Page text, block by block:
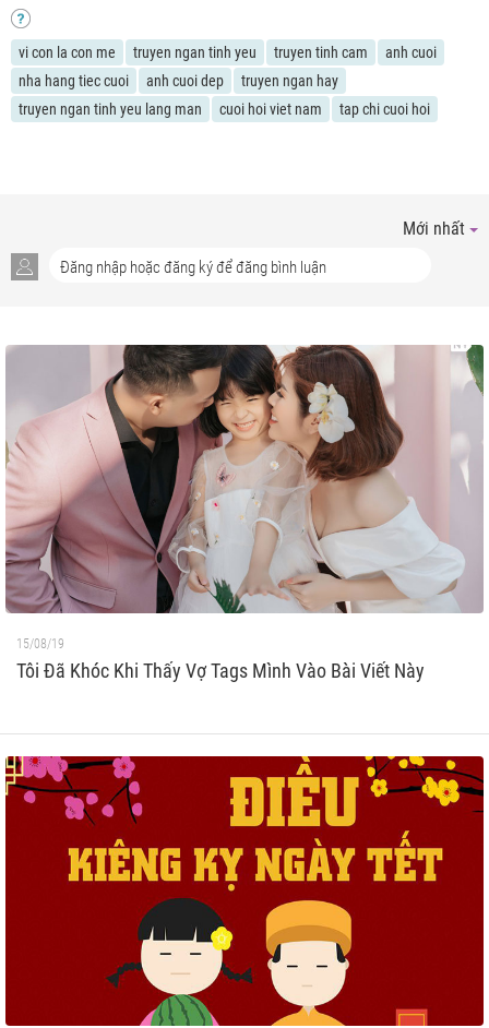
vi con la con me truyen ngan tinh yeu truyen tinh cam
anh cuoi
nha hang tiec cuoi
anh cuoi dep
truyen ngan hay
truyen ngan tinh yeu lang man
cuoi hoi viet nam tap chi cuoi hoi
Mới nhất
15/08/19
Tôi Đã Khóc Khi Thấy Vợ Tags Mình Vào Bài Viết Này